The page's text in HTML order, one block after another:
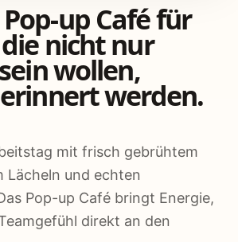
up Café für
nicht nur
wollen,
werden.
mit frisch gebrühtem
Lächeln und echten
Pop-up Café bringt Energie,
direkt an den